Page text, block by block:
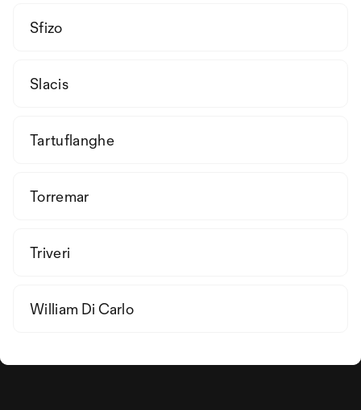
Sfizo
Slacis
Tartuflanghe
Torremar
Triveri
William Di Carlo